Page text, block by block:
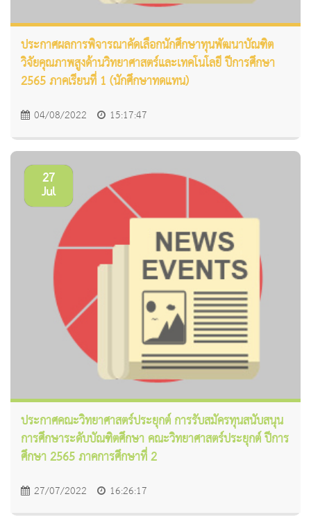
ประกาศผลการพิจารณาคัดเลือกนักศึกษาทุนพัฒนาบัณฑิต
วิจัยคุณภาพสูงด้านวิทยาศาสตร์และเทคโนโลยี ปีการศึกษา
2565 ภาคเรียนที่ 1 (นักศึกษาทดแทน)
04/08/2022 15:17:47
27
Jul
ประกาศคณะวิทยาศาสตร์ประยุกต์ การรับสมัครทุนสนับสนุน
การศึกษาระดับบัณฑิตศึกษา คณะวิทยาศาสตร์ประยุกต์ ปีการ
ศึกษา 2565 ภาคการศึกษาที่ 2
27/07/2022 16:26:17